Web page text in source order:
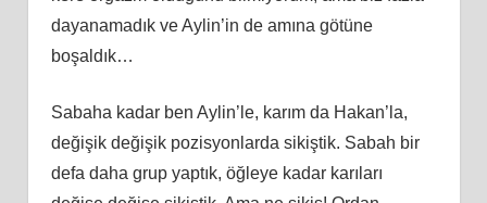
dayanamadık ve Aylin’in de amına götüne
boşaldık…
Sabaha kadar ben Aylin’le, karım da Hakan’la,
değişik değişik pozisyonlarda sikiştik. Sabah bir
defa daha grup yaptık, öğleye kadar karıları